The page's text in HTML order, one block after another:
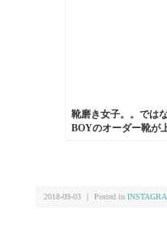
靴磨き女子。。では
BOYのオーダー靴が
子 #アップは #しじみ
2018-09-03 ｜ Posted in